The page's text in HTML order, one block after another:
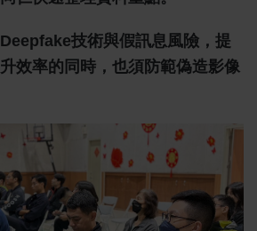
技術與假訊息風險，提
效率的同時，也須防範偽造影像